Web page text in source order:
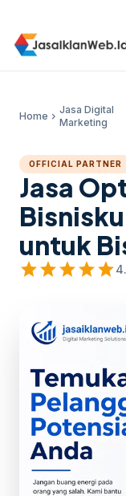
Home chevron_right
Jasa Digital
Marketing
OFFICIAL PARTNER
Jasa
untuk
starstarstarstarstar